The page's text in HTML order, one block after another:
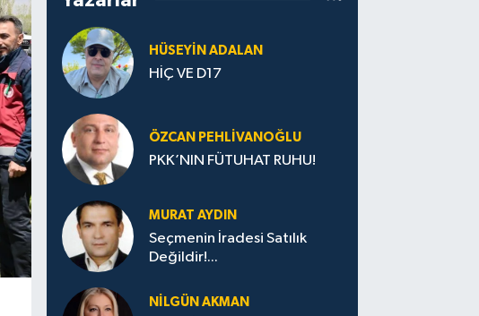
HÜSEYIN ADALAN
HİÇ VE D17
ÖZCAN PEHLIVANOĞLU
PKK’NIN FÜTUHAT RUHU!
MURAT AYDIN
Seçmenin İradesi Satılık
Değildir!...
NILGÜN AKMAN